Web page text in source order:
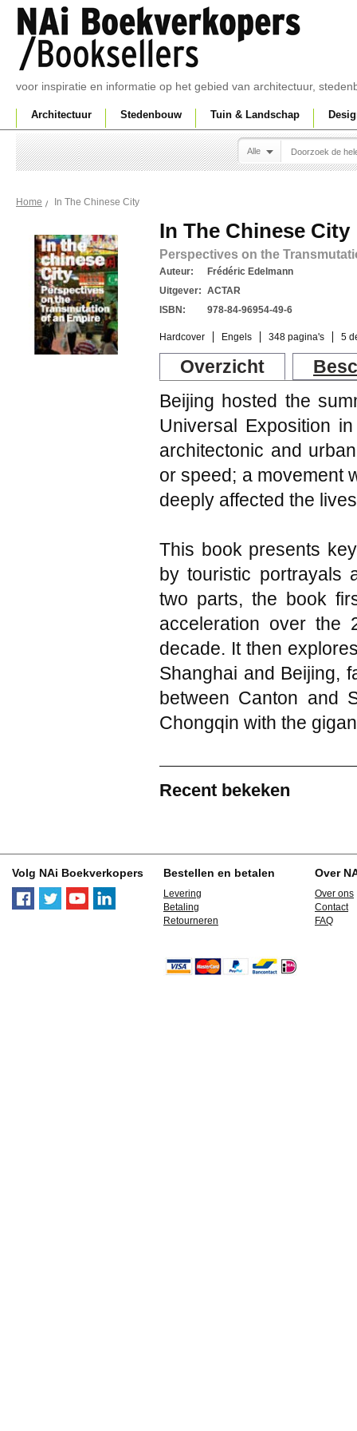
voor inspiratie en informatie op het gebied van architectuur,
Architectuur Stedenbouw Tuin & Landschap
Alle
Home In The Chinese City
In The Chinese City
Perspectives on the
Auteur:
Frédéric Edelmann
Uitgever: ACTAR
ISBN:
978-84-96954-49-6
Hardcover Engels 348 pagina's 5
Overzicht
Beijing hosted the
Universal Exposition
architectonic and
or speed; a movement
deeply affected the
This book presents
by touristic portrayals
two parts, the book
acceleration over the
decade. It then
Shanghai and Beijing,
between Canton and
Chongqin with the
Recent bekeken
Volg NAi Boekverkopers Bestellen en betalen
Levering
Betaling
Retourneren
Over
Over ons
Contact
FAQ